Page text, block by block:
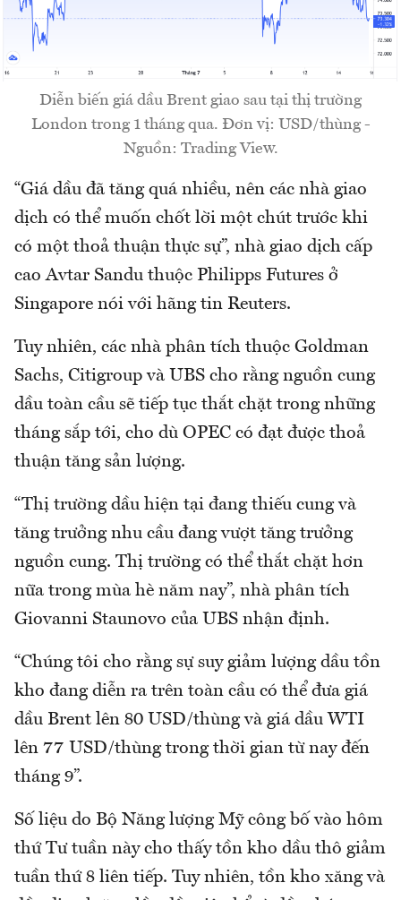
Diễn biến giá dầu Brent giao sau tại thị trường
London trong 1 tháng qua. Đơn vị: USD/thùng -
Nguồn: Trading View.
“Giá dầu đã tăng quá nhiều, nên các nhà giao
dịch có thể muốn chốt lời một chút trước khi
có một thoả thuận thực sự”, nhà giao dịch cấp
cao Avtar Sandu thuộc Philipps Futures ở
Singapore nói với hãng tin Reuters.
Tuy nhiên, các nhà phân tích thuộc Goldman
Sachs, Citigroup và UBS cho rằng nguồn cung
dầu toàn cầu sẽ tiếp tục thắt chặt trong những
tháng sắp tới, cho dù OPEC có đạt được thoả
thuận tăng sản lượng.
“Thị trường dầu hiện tại đang thiếu cung và
tăng trưởng nhu cầu đang vượt tăng trưởng
nguồn cung. Thị trường có thể thắt chặt hơn
nữa trong mùa hè năm nay”, nhà phân tích
Giovanni Staunovo của UBS nhận định.
“Chúng tôi cho rằng sự suy giảm lượng dầu tồn
kho đang diễn ra trên toàn cầu có thể đưa giá
dầu Brent lên 80 USD/thùng và giá dầu WTI
lên 77 USD/thùng trong thời gian từ nay đến
tháng 9”.
Số liệu do Bộ Năng lượng Mỹ công bố vào hôm
thứ Tư tuần này cho thấy tồn kho dầu thô giảm
tuần thứ 8 liên tiếp. Tuy nhiên, tồn kho xăng và